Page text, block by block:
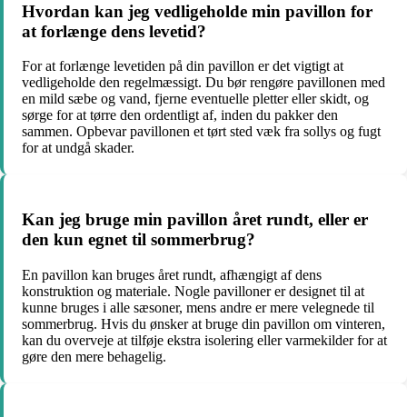
Hvordan kan jeg vedligeholde min pavillon for
at forlænge dens levetid?
For at forlænge levetiden på din pavillon er det vigtigt at
vedligeholde den regelmæssigt. Du bør rengøre pavillonen med
en mild sæbe og vand, fjerne eventuelle pletter eller skidt, og
sørge for at tørre den ordentligt af, inden du pakker den
sammen. Opbevar pavillonen et tørt sted væk fra sollys og fugt
for at undgå skader.
Kan jeg bruge min pavillon året rundt, eller er
den kun egnet til sommerbrug?
En pavillon kan bruges året rundt, afhængigt af dens
konstruktion og materiale. Nogle pavilloner er designet til at
kunne bruges i alle sæsoner, mens andre er mere velegnede til
sommerbrug. Hvis du ønsker at bruge din pavillon om vinteren,
kan du overveje at tilføje ekstra isolering eller varmekilder for at
gøre den mere behagelig.